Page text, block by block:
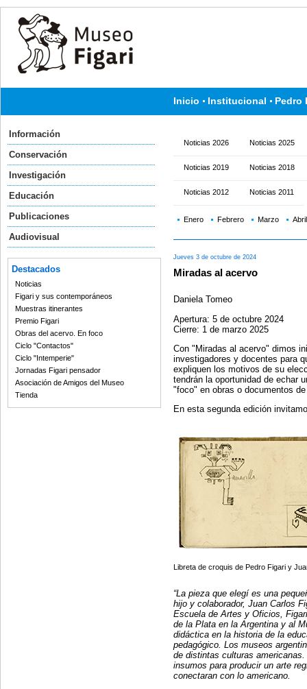
Inicio Institucional Pedro
Información
Conservación
Investigación
Educación
Publicaciones
Audiovisual
Destacados
Noticias
Figari y sus contemporáneos
Muestras itinerantes
Premio Figari
Obras del acervo. En foco
Ciclo "Contactos"
Ciclo "Intemperie"
Jornadas Figari pensador
Asociación de Amigos del Museo
Tienda
Noticias 2026 Noticias 2025
Noticias 2019 Noticias 2018
Noticias 2012 Noticias 2011
Enero Febrero Marzo Abril
Jueves 3 de octubre de 2024
Miradas al acervo
Daniela Tomeo
Apertura: 5 de octubre 2024
Cierre: 1 de marzo 2025
Con "Miradas al acervo" dimos
investigadores y docentes para
expliquen los motivos de su
tendrán la oportunidad de echar
"foco" en obras o documentos
En esta segunda edición
Libreta de croquis de Pedro Figari y
“La pieza que elegí es una
hijo y colaborador, Juan Carlos
Escuela de Artes y Oficios,
de la Plata en la Argentina y al
didáctica en la historia de la
pedagógico. Los museos
de distintas culturas
insumos para producir un arte
conectaran con lo americano.